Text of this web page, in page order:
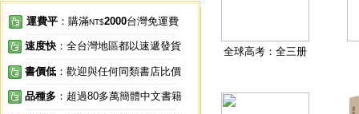
運費平 ：購滿NT$2000台灣免運費
速度快 ：全台灣地區都以速遞發貨
書價低 ：歡迎與任何同類書店比價
品種多 ：超過80多萬簡體中文書籍
全球高考：全三册